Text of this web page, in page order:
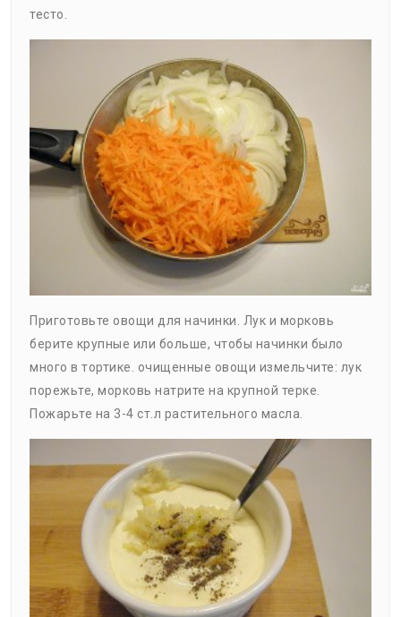
тесто.
Приготовьте овощи для начинки. Лук и морковь
берите крупные или больше, чтобы начинки было
много в тортике. очищенные овощи измельчите: лук
порежьте, морковь натрите на крупной терке.
Пожарьте на 3-4 ст.л растительного масла.